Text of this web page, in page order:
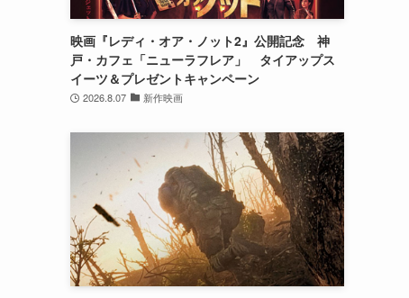
映画『レディ・オア・ノット2』公開記念 神
戸・カフェ「ニューラフレア」 タイアップス
イーツ＆プレゼントキャンペーン
2026.8.07 新作映画